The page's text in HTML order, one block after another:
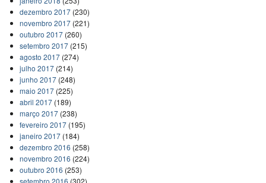
dezembro 2017(230)
novembro 2017(221)
outubro 2017(260)
setembro 2017(215)
agosto 2017(274)
julho 2017(214)
junho 2017(248)
maio 2017(225)
abril 2017(189)
março 2017(238)
fevereiro 2017(195)
janeiro 2017(184)
dezembro 2016 (258)
novembro 2016 (224)
outubro 2016 (253)
setembro 2016 (302)